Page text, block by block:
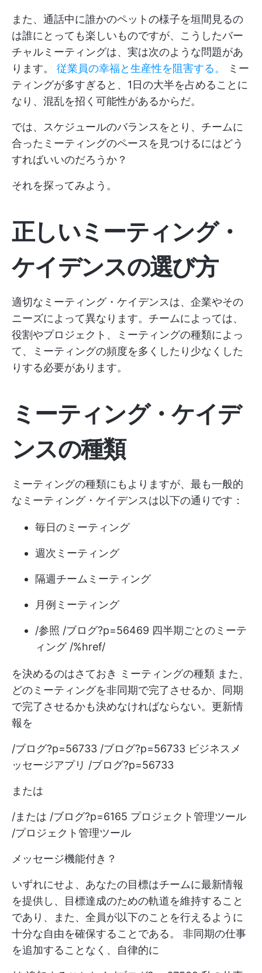
また、通話中に誰かのペットの様子を垣間見るの
は誰にとっても楽しいものですが、こうしたバー
チャルミーティングは、実は次のような問題があ
ります。 従業員の幸福と生産性を阻害する。
ミー
ティングが多すぎると、1日の大半を占めることに
なり、混乱を招く可能性があるからだ。
では、スケジュールのバランスをとり、チームに
合ったミーティングのペースを見つけるにはどう
すればいいのだろうか？
それを探ってみよう。
正しいミーティング・
ケイデンスの選び方
適切なミーティング・ケイデンスは、企業やその
ニーズによって異なります。チームによっては、
役割やプロジェクト、ミーティングの種類によっ
て、ミーティングの頻度を多くしたり少なくした
りする必要があります。
ミーティング・ケイデ
ンスの種類
ミーティングの種類にもよりますが、最も一般的
なミーティング・ケイデンスは以下の通りです：
毎日のミーティング
週次ミーティング
隔週チームミーティング
月例ミーティング
/参照 /ブログ?p=56469 四半期ごとのミーテ
ィング /%href/
を決めるのはさておき ミーティングの種類 また、
どのミーティングを非同期で完了させるか、同期
で完了させるかも決めなければならない。更新情
報を
/ブログ?p=56733 /ブログ?p=56733 ビジネスメ
ッセージアプリ /ブログ?p=56733
または
/または /ブログ?p=6165 プロジェクト管理ツール
/プロジェクト管理ツール
メッセージ機能付き？
いずれにせよ、あなたの目標はチームに最新情報
を提供し、目標達成のための軌道を維持すること
であり、また、全員が以下のことを行えるように
十分な自由を確保することである。 非同期の仕事
を追加することなく、自律的に